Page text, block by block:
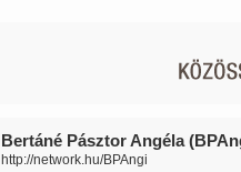
Bertáné Pásztor Angéla
http://network.hu/BPAngi